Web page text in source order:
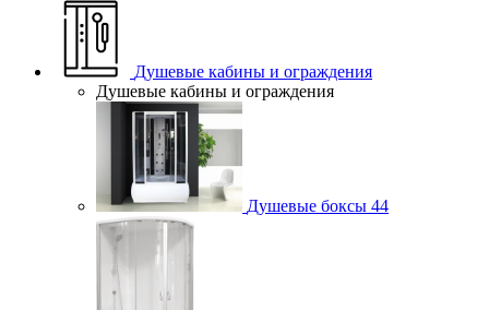
Душевые кабины и ограждения
Душевые кабины и ограждения
Душевые боксы 44